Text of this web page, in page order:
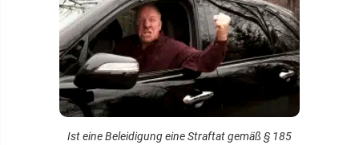
Ist eine Beleidigung eine Straftat gemäß § 185